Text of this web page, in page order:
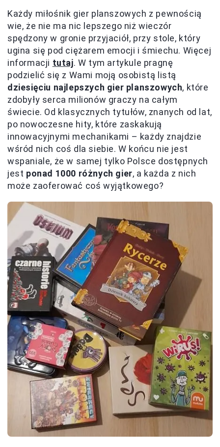
Każdy miłośnik gier planszowych z pewnością
wie, że nie ma nic lepszego niż wieczór
spędzony w gronie przyjaciół, przy stole, który
ugina się pod ciężarem emocji i śmiechu. Więcej
informacji tutaj. W tym artykule pragnę
podzielić się z Wami moją osobistą listą
dziesięciu najlepszych gier planszowych, które
zdobyły serca milionów graczy na całym
świecie. Od klasycznych tytułów, znanych od lat,
po nowoczesne hity, które zaskakują
innowacyjnymi mechanikami – każdy znajdzie
wśród nich coś dla siebie. W końcu nie jest
wspaniale, że w samej tylko Polsce dostępnych
jest ponad 1000 różnych gier, a każda z nich
może zaoferować coś wyjątkowego?